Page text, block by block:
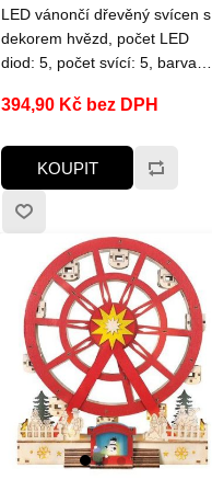
LED vánončí dřevěný svícen s
dekorem hvězd, počet LED
diod: 5, počet svící: 5, barva
napájení: 2 x AA baterie
cca 100hodin (v závislosti na
kvalitě baterií), stupeň krytí:
IP20 (vnitřní použití)
394,90 Kč bez DPH
KOUPIT